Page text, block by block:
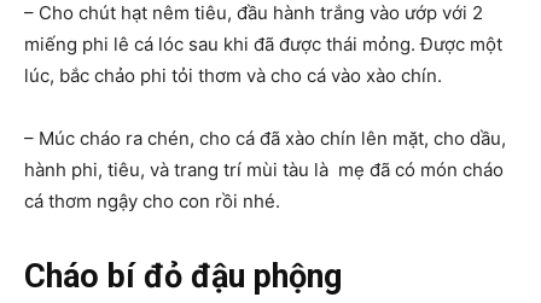
– Cho chút hạt nêm tiêu, đầu hành trắng vào ướp với 2
miếng phi lê cá lóc sau khi đã được thái mỏng. Được một
lúc, bắc chảo phi tỏi thơm và cho cá vào xào chín.
– Múc cháo ra chén, cho cá đã xào chín lên mặt, cho dầu,
hành phi, tiêu, và trang trí mùi tàu là mẹ đã có món cháo
cá thơm ngậy cho con rồi nhé.
Cháo bí đỏ đậu phộng